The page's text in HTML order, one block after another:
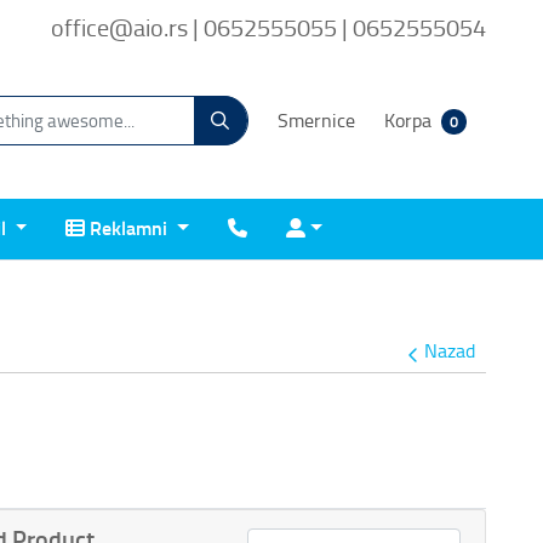
office@aio.rs | 0652555055 | 0652555054
Smernice Korpa 0
Reklamni
Reklamni KontaktPrijava
Nazad